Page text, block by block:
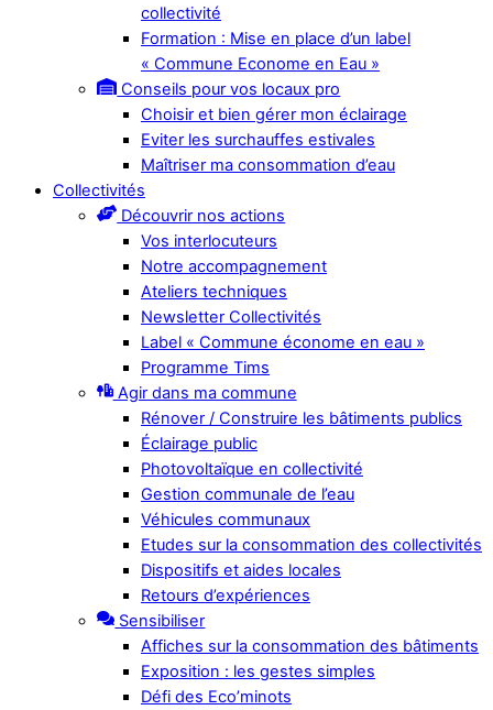
collectivité
Formation : Mise en place d’un label
« Commune Econome en Eau »
Conseils pour vos locaux pro
Choisir et bien gérer mon éclairage
Eviter les surchauffes estivales
Maîtriser ma consommation d’eau
Collectivités
Découvrir nos actions
Vos interlocuteurs
Notre accompagnement
Ateliers techniques
Newsletter Collectivités
Label « Commune économe en eau »
Programme Tims
Agir dans ma commune
Rénover / Construire les bâtiments publics
Éclairage public
Photovoltaïque en collectivité
Gestion communale de l’eau
Véhicules communaux
Etudes sur la consommation des collectivités
Dispositifs et aides locales
Retours d’expériences
Sensibiliser
Affiches sur la consommation des bâtiments
Exposition : les gestes simples
Défi des Eco’minots